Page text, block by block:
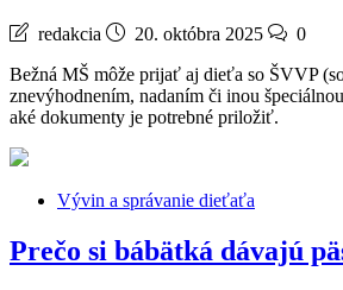
redakcia 20. októbra 2025
0
Bežná MŠ môže prijať aj dieťa so ŠVVP
znevýhodnením, nadaním či inou
aké dokumenty je potrebné priložiť.
Vývin a správanie dieťaťa
Prečo si bábätká dávajú